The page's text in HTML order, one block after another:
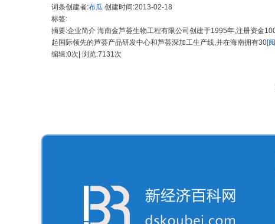
词条创建者:布瓜 创建时间:2013-02-18
标签:
摘要:企业简介 海南金芦荟生物工程有限公司创建于1995年,注册资金
起国际领先的芦荟产品研发中心和芦荟深加工生产线,并在海南拥有30[
编辑:0次| 浏览:7131次